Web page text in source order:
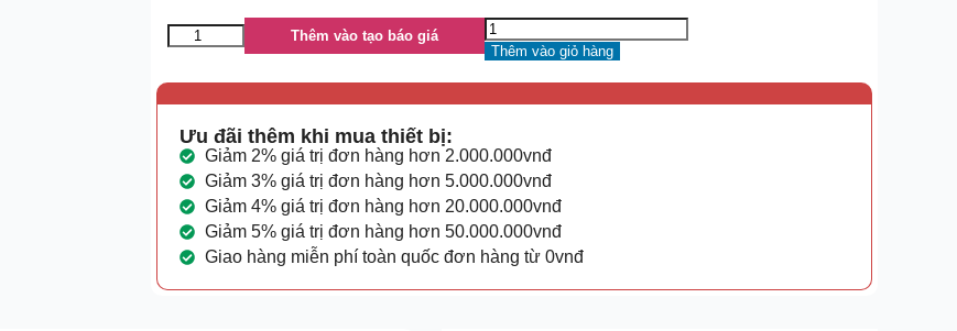
Thêm vào tạo báo giá
Thêm vào giỏ hàng
Ưu đãi thêm khi mua thiết bị:
Giảm 2% giá trị đơn hàng hơn 2.000.000vnđ
Giảm 3% giá trị đơn hàng hơn 5.000.000vnđ
Giảm 4% giá trị đơn hàng hơn 20.000.000vnđ
Giảm 5% giá trị đơn hàng hơn 50.000.000vnđ
Giao hàng miễn phí toàn quốc đơn hàng từ 0vnđ